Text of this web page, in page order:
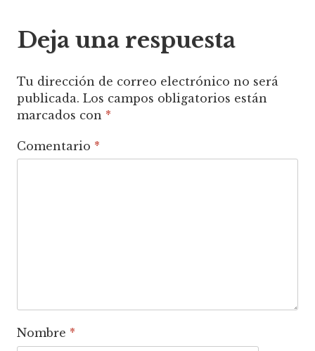
Deja una respuesta
Tu dirección de correo electrónico no será
publicada. Los campos obligatorios están
marcados con *
Comentario *
Nombre *